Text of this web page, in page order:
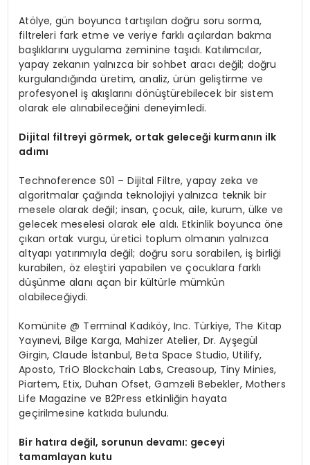
Atölye, gün boyunca tartışılan doğru soru sorma,
filtreleri fark etme ve veriye farklı açılardan bakma
başlıklarını uygulama zeminine taşıdı. Katılımcılar,
yapay zekanın yalnızca bir sohbet aracı değil; doğru
kurgulandığında üretim, analiz, ürün geliştirme ve
profesyonel iş akışlarını dönüştürebilecek bir sistem
olarak ele alınabileceğini deneyimledi.
Dijital filtreyi görmek, ortak geleceği kurmanın ilk
adımı
Technoference S01 – Dijital Filtre, yapay zeka ve
algoritmalar çağında teknolojiyi yalnızca teknik bir
mesele olarak değil; insan, çocuk, aile, kurum, ülke ve
gelecek meselesi olarak ele aldı. Etkinlik boyunca öne
çıkan ortak vurgu, üretici toplum olmanın yalnızca
altyapı yatırımıyla değil; doğru soru sorabilen, iş birliği
kurabilen, öz eleştiri yapabilen ve çocuklara farklı
düşünme alanı açan bir kültürle mümkün
olabileceğiydi.
Komünite @ Terminal Kadıköy, Inc. Türkiye, The Kitap
Yayınevi, Bilge Karga, Mahizer Atelier, Dr. Ayşegül
Girgin, Claude İstanbul, Beta Space Studio, Utilify,
Aposto, TriO Blockchain Labs, Creasoup, Tiny Minies,
Piartem, Etix, Duhan Ofset, Gamzeli Bebekler, Mothers
Life Magazine ve B2Press etkinliğin hayata
geçirilmesine katkıda bulundu.
Bir hatıra değil, sorunun devamı: geceyi
tamamlayan kutu